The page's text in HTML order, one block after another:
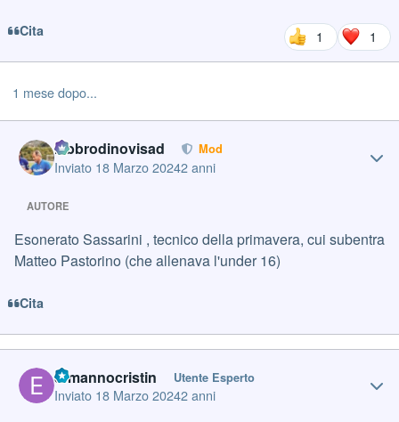
Cita 1 1
1 mese dopo...
labbrodinovisad Mod
Inviato 18 Marzo 20242 anni
AUTORE
Esonerato Sassarini , tecnico della primavera, cui subentra
Matteo Pastorino (che allenava l'under 16)
Cita
ermannocristin Utente Esperto
Inviato 18 Marzo 20242 anni